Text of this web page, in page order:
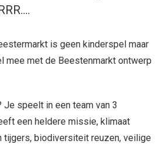
is geen kinderspel maar
mee met de Beestenmarkt ontwerp
Je speelt in een team van 3
een heldere missie, klimaat
tijgers, biodiversiteit reuzen, veilige